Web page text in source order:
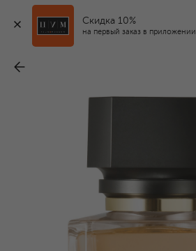
Скидка 10%
на первый заказ в приложении